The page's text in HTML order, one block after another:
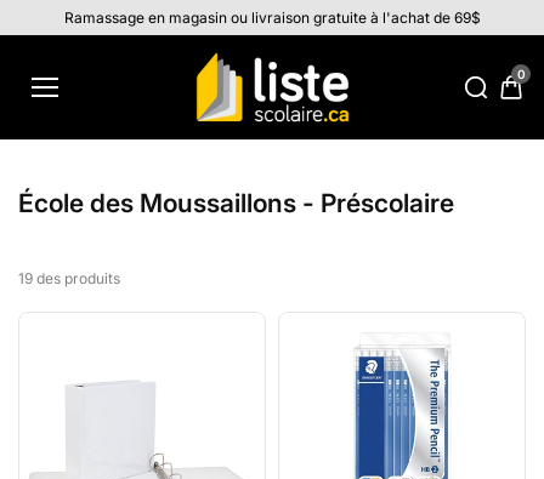
Aller au
contenu
Ramassage en magasin ou livraison gratuite à l'achat de 69$
0
École des Moussaillons - Préscolaire
19 des produits